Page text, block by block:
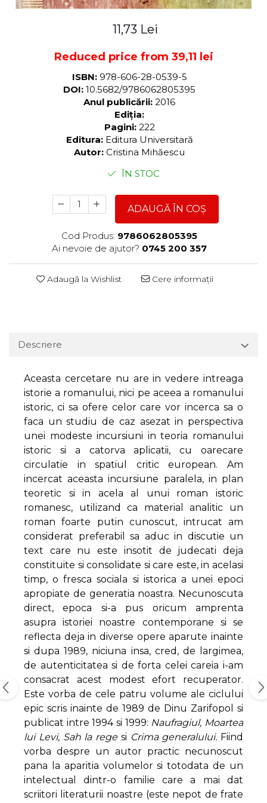
11,73 Lei
Reduced price from 39,11 lei
ISBN: 978-606-28-0539-5
DOI: 10.5682/9786062805395
Anul publicării: 2016
Ediția:
Pagini: 222
Editura: Editura Universitară
Autor: Cristina Mihăescu
ÎN STOC
ADAUGĂ ÎN COȘ
Cod Produs: 9786062805395
Ai nevoie de ajutor? 0745 200 357
Adaugă la Wishlist Cere informații
Descriere
Aceasta cercetare nu are in vedere intreaga
istorie a romanului, nici pe aceea a romanului
istoric, ci sa ofere celor care vor incerca sa o
faca un studiu de caz asezat in perspectiva
unei modeste incursiuni in teoria romanului
istoric si a catorva aplicatii, cu oarecare
circulatie in spatiul critic european. Am
incercat aceasta incursiune paralela, in plan
teoretic si in acela al unui roman istoric
romanesc, utilizand ca material analitic un
roman foarte putin cunoscut, intrucat am
considerat preferabil sa aduc in discutie un
text care nu este insotit de judecati deja
constituite si consolidate si care este, in acelasi
timp, o fresca sociala si istorica a unei epoci
apropiate de generatia noastra. Necunoscuta
direct, epoca si-a pus oricum amprenta
asupra istoriei noastre contemporane si se
reflecta deja in diverse opere aparute inainte
si dupa 1989, niciuna insa, cred, de largimea,
de autenticitatea si de forta celei careia i-am
consacrat acest modest efort recuperator.
Este vorba de cele patru volume ale ciclului
epic scris inainte de 1989 de Dinu Zarifopol si
publicat intre 1994 si 1999: Naufragiul, Moartea
lui Levi, Sah la regesi Crima generalului. Fiind
vorba despre un autor practic necunoscut
pana la aparitia volumelor si totodata de un
intelectual dintr-o familie care a mai dat
scriitori literaturii noastre (este nepot de frate